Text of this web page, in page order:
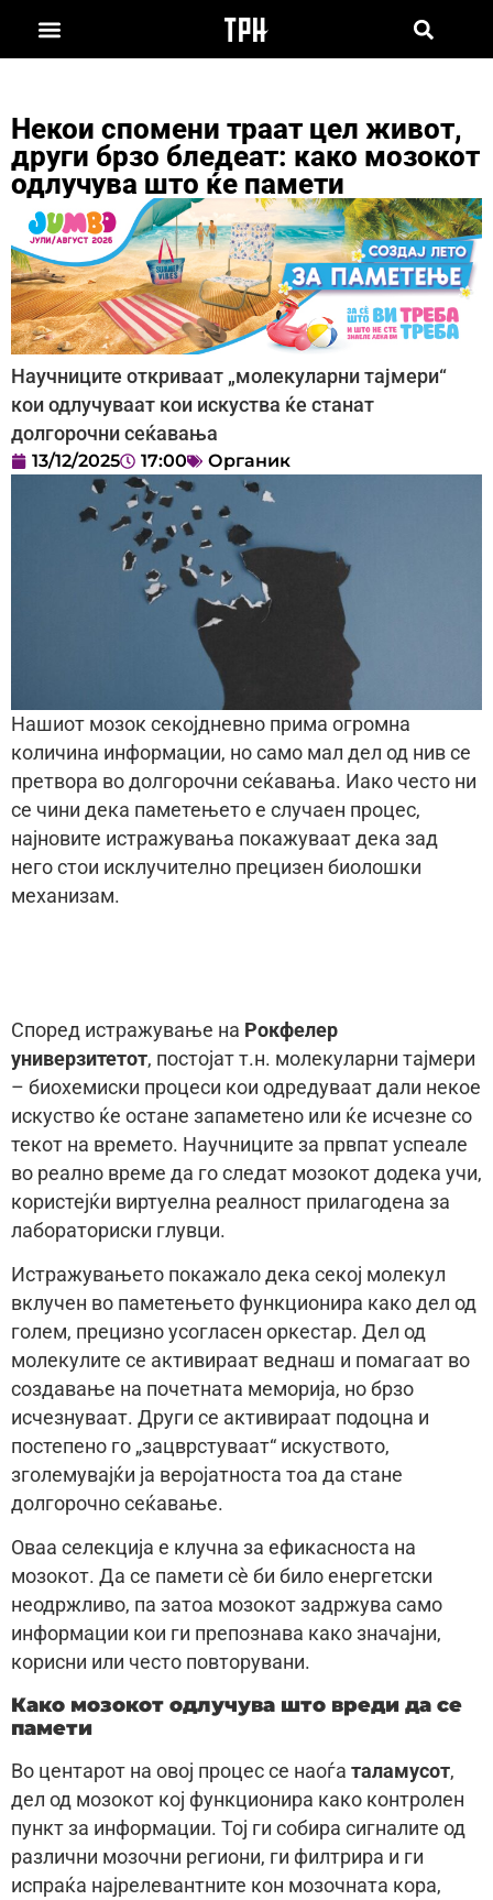
Некои спомени траат цел живот,
други брзо бледеат: како мозокот
одлучува што ќе памети
Научниците откриваат „молекуларни тајмери“
кои одлучуваат кои искуства ќе станат
долгорочни сеќавања
13/12/2025 17:00 Органик
Нашиот мозок секојдневно прима огромна
количина информации, но само мал дел од нив се
претвора во долгорочни сеќавања. Иако често ни
се чини дека паметењето е случаен процес,
најновите истражувања покажуваат дека зад
него стои исклучително прецизен биолошки
механизам.
Според истражување на Рокфелер
универзитетот, постојат т.н. молекуларни тајмери
– биохемиски процеси кои одредуваат дали некое
искуство ќе остане запаметено или ќе исчезне со
текот на времето. Научниците за првпат успеале
во реално време да го следат мозокот додека учи,
користејќи виртуелна реалност прилагодена за
лабораториски глувци.
Истражувањето покажало дека секој молекул
вклучен во паметењето функционира како дел од
голем, прецизно усогласен оркестар. Дел од
молекулите се активираат веднаш и помагаат во
создавање на почетната меморија, но брзо
исчезнуваат. Други се активираат подоцна и
постепено го „зацврстуваат“ искуството,
зголемувајќи ја веројатноста тоа да стане
долгорочно сеќавање.
Оваа селекција е клучна за ефикасноста на
мозокот. Да се памети сè би било енергетски
неодржливо, па затоа мозокот задржува само
информации кои ги препознава како значајни,
корисни или често повторувани.
Како мозокот одлучува што вреди да се
памети
Во центарот на овој процес се наоѓа таламусот,
дел од мозокот кој функционира како контролен
пункт за информации. Тој ги собира сигналите од
различни мозочни региони, ги филтрира и ги
испраќа најрелевантните кон мозочната кора,